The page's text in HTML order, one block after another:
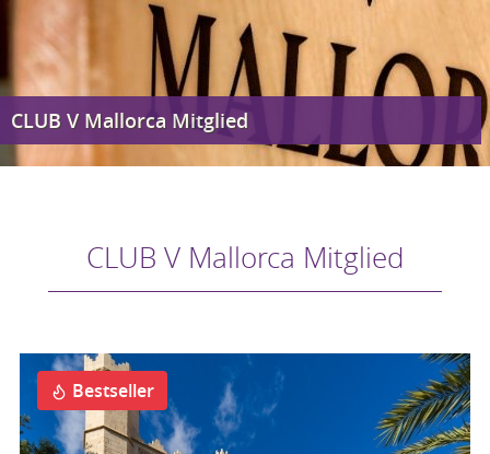
CLUB V Mallorca Mitglied
CLUB V Mallorca Mitglied
Bestseller